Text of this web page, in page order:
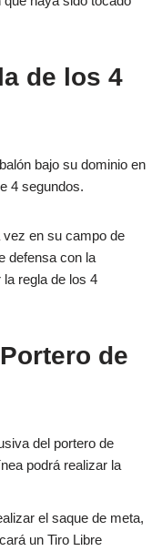
de los 4
bajo su dominio en
4 segundos.
vez en su campo de
defensa con la
regla de los 4
de
del portero de
podrá realizar la
el saque de meta,
un Tiro Libre